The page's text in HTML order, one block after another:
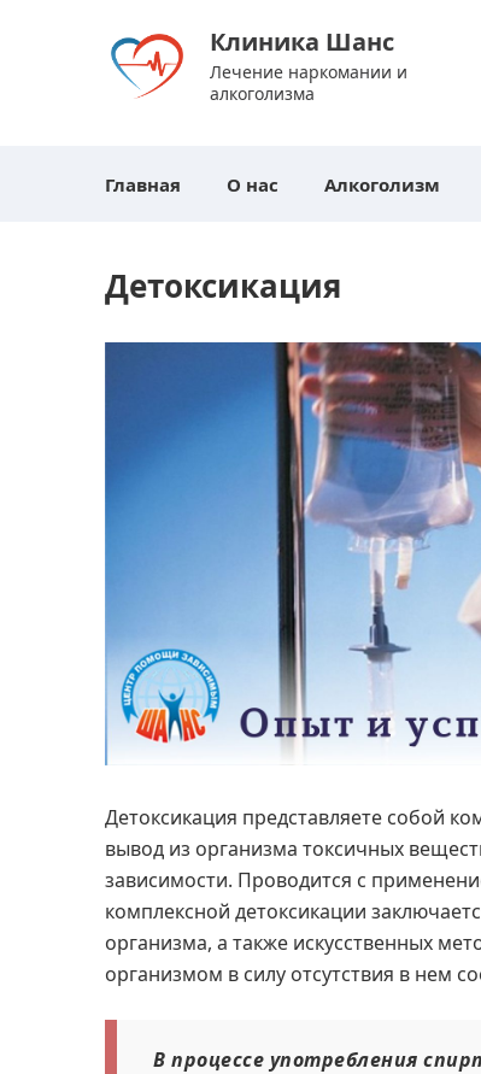
Клиника Шанс
Лечение наркомании и
алкоголизма
Главная О нас Алкоголизм
Детоксикация
Детоксикация представляете собой
вывод из организма токсичных
зависимости. Проводится с
комплексной детоксикации
организма, а также искусственных
организмом в силу отсутствия в нем
В процессе употребления